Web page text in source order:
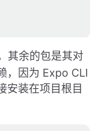
其余的包是其对
，因为 Expo CLI
安装在项目根目